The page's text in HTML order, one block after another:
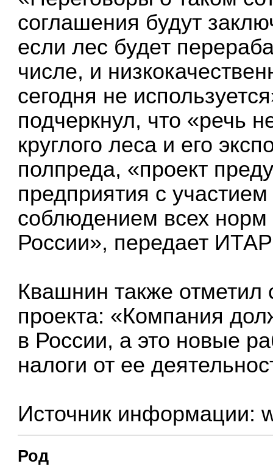
соглашения будут
если лес будет
числе, и
сегодня не
подчеркнул, что «речь
круглого леса и его
полпреда, «проект
предприятия с участием
соблюдением всех норм
России», передает
Квашнин также отметил
проекта: «Компания
в России, а это новые
налоги от ее
Источник информации:
Род